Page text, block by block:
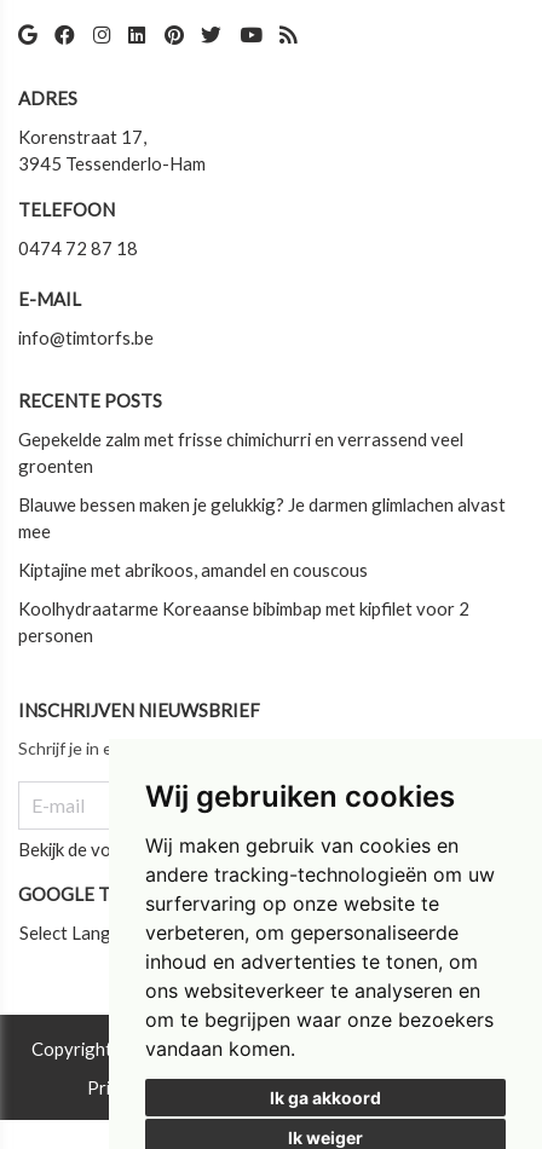
Wij gebruiken cookies
Wij maken gebruik van cookies en
andere tracking-technologieën om uw
surfervaring op onze website te
verbeteren, om gepersonaliseerde
inhoud en advertenties te tonen, om
ons websiteverkeer te analyseren en
om te begrijpen waar onze bezoekers
vandaan komen.
Ik ga akkoord
Ik weiger
ADRES
Korenstraat 17,
3945 Tessenderlo-Ham
TELEFOON
0474 72 87 18
E-MAIL
info@timtorfs.be
RECENTE POSTS
Gepekelde zalm met frisse chimichurri en verrassend veel
groenten
Blauwe bessen maken je gelukkig? Je darmen glimlachen alvast
mee
Kiptajine met abrikoos, amandel en couscous
Koolhydraatarme Koreaanse bibimbap met kipfilet voor 2
personen
INSCHRIJVEN NIEUWSBRIEF
Schrijf je in en blijf als eerste op de hoogte van ons laatste nieuws!
Bekijk de vorige updates
GOOGLE TRANSLATE
Select Language
Copyright © 2026 Instituut Tim Torfs ®. All rights reserved.
Privacy & Cookies
UP-TO-DATE WebDesign